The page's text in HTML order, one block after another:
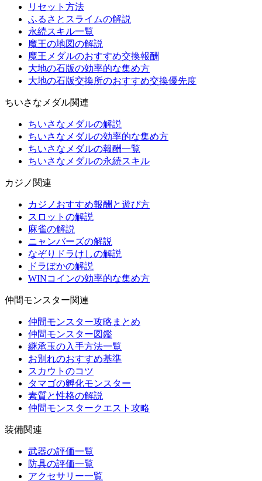
リセット方法
ふるさとスライムの解説
永続スキル一覧
魔王の地図の解説
魔王メダルのおすすめ交換報酬
大地の石版の効率的な集め方
大地の石版交換所のおすすめ交換優先度
ちいさなメダル関連
ちいさなメダルの解説
ちいさなメダルの効率的な集め方
ちいさなメダルの報酬一覧
ちいさなメダルの永続スキル
カジノ関連
カジノおすすめ報酬と遊び方
スロットの解説
麻雀の解説
ニャンバーズの解説
なぞりドラけしの解説
ドラぽかの解説
WINコインの効率的な集め方
仲間モンスター関連
仲間モンスター攻略まとめ
仲間モンスター図鑑
継承玉の入手方法一覧
お別れのおすすめ基準
スカウトのコツ
タマゴの孵化モンスター
素質と性格の解説
仲間モンスタークエスト攻略
装備関連
武器の評価一覧
防具の評価一覧
アクセサリー一覧